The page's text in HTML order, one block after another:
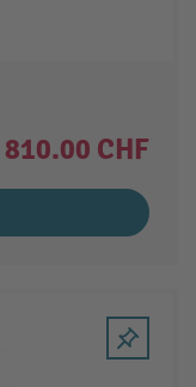
810.00 CHF